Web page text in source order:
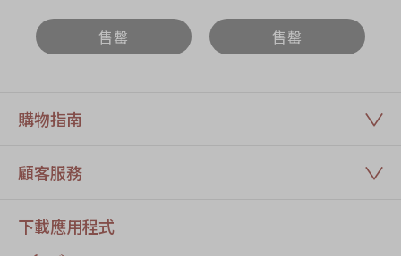
售罄 售罄
購物指南
顧客服務
下載應用程式